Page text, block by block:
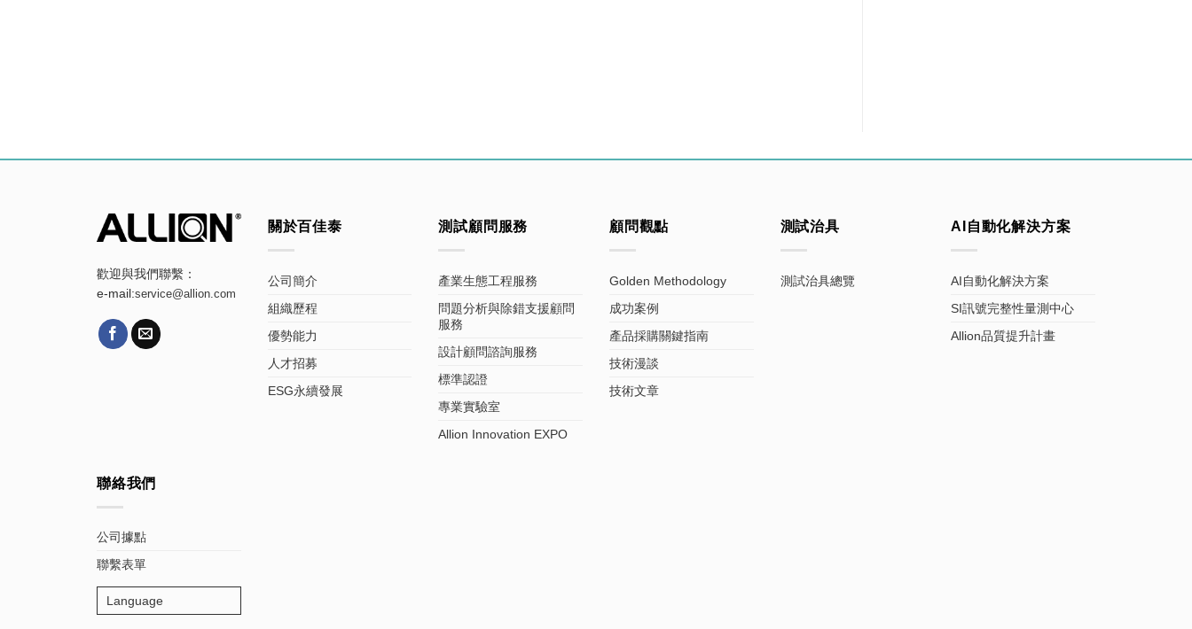
歡迎與我們聯繫：
e-mail:service@allion.com
關於百佳泰
公司簡介
組織歷程
優勢能力
人才招募
ESG永續發展
測試顧問服務
產業生態工程服務
問題分析與除錯支援顧問
服務
設計顧問諮詢服務
標準認證
專業實驗室
Allion Innovation EXPO
顧問觀點
Golden Methodology
成功案例
產品採購關鍵指南
技術漫談
技術文章
測試治具
測試治具總覽
AI自動化解決方案
AI自動化解決方案
SI訊號完整性量測中心
Allion品質提升計畫
聯絡我們
公司據點
聯繫表單
Language